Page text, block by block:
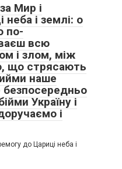
Мир і
і землі: о
по-
всю
і злом, між
що стрясають
наше
безпосередньо
Україну і
і
до Цариці неба і